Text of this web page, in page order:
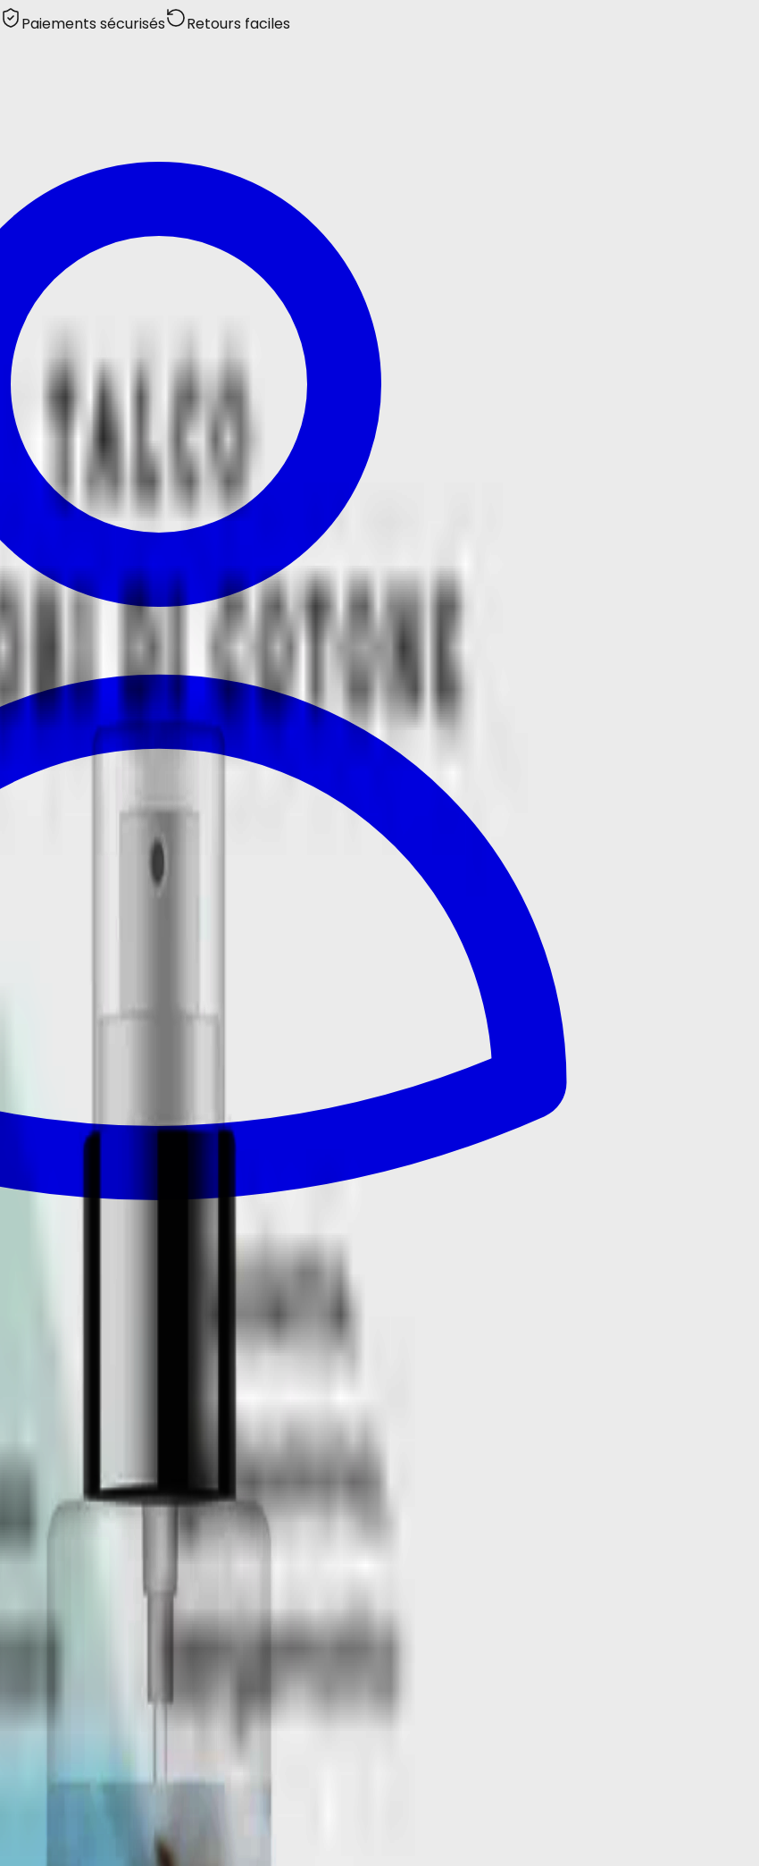
Paiements sécurisés Retours faciles